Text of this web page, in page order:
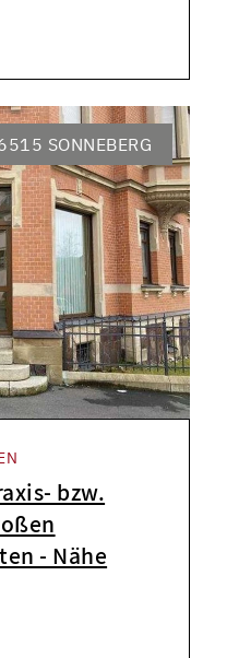
SONNEBERG
bzw.
- Nähe